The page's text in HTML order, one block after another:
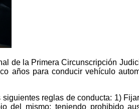
de la Primera Circunscripción
para conducir vehículo
reglas de conducta: 1)
del mismo; teniendo prohibido